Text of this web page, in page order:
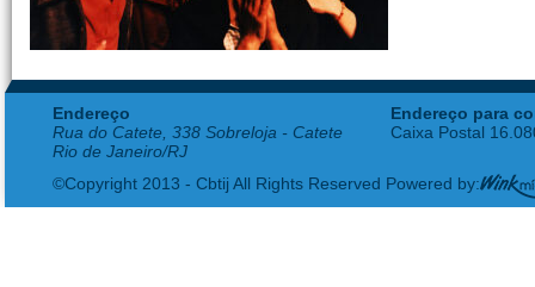
Endereço
Rua do Catete, 338 Sobreloja - Catete
Rio de Janeiro/RJ
Endereço para
Caixa Postal
©Copyright 2013 - Cbtij All Rights Reserved Powered by: